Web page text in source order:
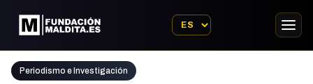
Periodismo e Investigación